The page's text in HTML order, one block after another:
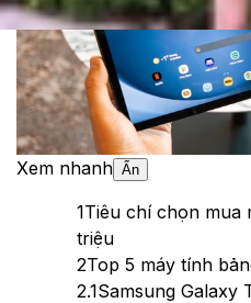
Xem nhanh Ẩn
1Tiêu chí chọn mua
triệu
2Top 5 máy tính
2.1Samsung Galaxy